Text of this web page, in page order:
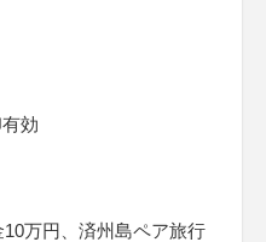
効
万円、済州島ペア旅行